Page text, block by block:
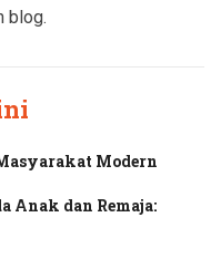
blog.
Modern
Anak dan Remaja: